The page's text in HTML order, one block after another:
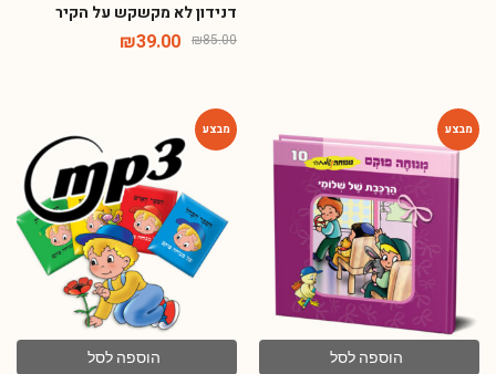
דנידון לא מקשקש על הקיר
₪85.00
₪39.00
הוספה לסל הוספה לסל